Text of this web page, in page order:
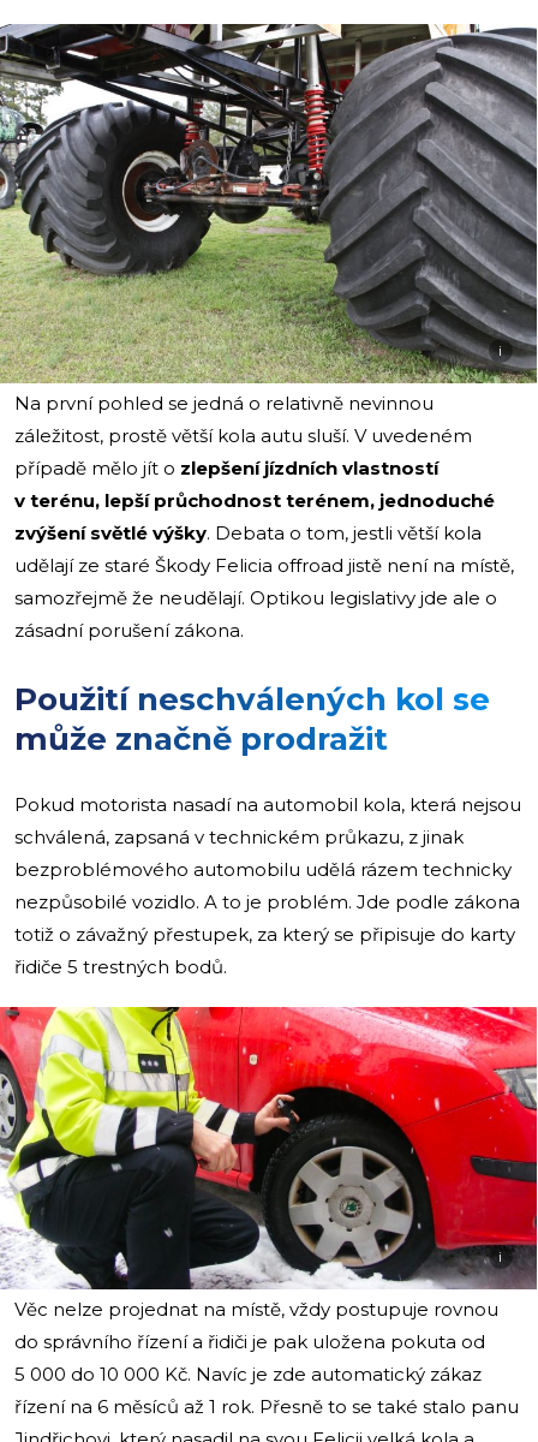
i
Na první pohled se jedná o relativně nevinnou
záležitost, prostě větší kola autu sluší. V uvedeném
případě mělo jít o zlepšení jízdních vlastností
v terénu, lepší průchodnost terénem, jednoduché
zvýšení světlé výšky. Debata o tom, jestli větší kola
udělají ze staré Škody Felicia offroad jistě není na místě,
samozřejmě že neudělají. Optikou legislativy jde ale o
zásadní porušení zákona.
Použití neschválených kol se
může značně prodražit
Pokud motorista nasadí na automobil kola, která nejsou
schválená, zapsaná v technickém průkazu, z jinak
bezproblémového automobilu udělá rázem technicky
nezpůsobilé vozidlo. A to je problém. Jde podle zákona
totiž o závažný přestupek, za který se připisuje do karty
řidiče 5 trestných bodů.
i
Věc nelze projednat na místě, vždy postupuje rovnou
do správního řízení a řidiči je pak uložena pokuta od
5 000 do 10 000 Kč. Navíc je zde automatický zákaz
řízení na 6 měsíců až 1 rok. Přesně to se také stalo panu